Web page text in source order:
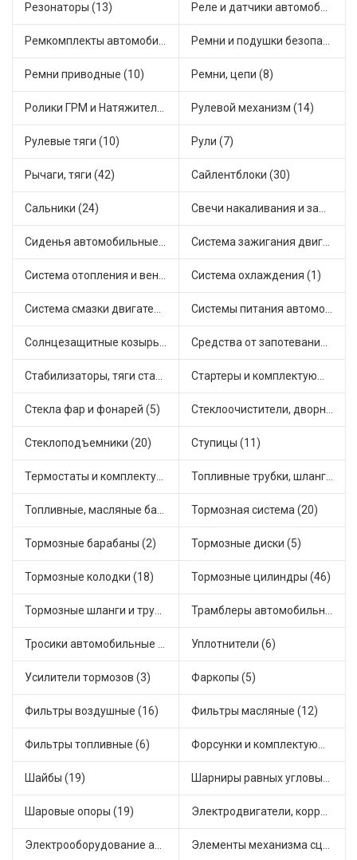
Резонаторы (13) Реле и датчики автомобильные (80)
Ремкомплекты автомобильные (76) Ремни и подушки безопасности (9)
Ремни приводные (10) Ремни, цепи (8)
Ролики ГРМ и Натяжители (17) Рулевой механизм (14)
Рулевые тяги (10) Рули (7)
Рычаги, тяги (42) Сайлентблоки (30)
Сальники (24) Свечи накаливания и зажигания (31)
Сиденья автомобильные (1) Система зажигания двигателя (3)
Система отопления и вентиляции (15) Система охлаждения (1)
Система смазки двигателя (17) Системы питания автомобиля (20)
Солнцезащитные козырьки для салона автомобиля (3) Средства от запотевания и размораживатели стекла (1)
Стабилизаторы, тяги стабилизатора, стойки стабилиз (3) Стартеры и комплектующие (38)
Стекла фар и фонарей (5) Стеклоочистители, дворники (1)
Стеклоподъемники (20) Ступицы (11)
Термостаты и комплектующие системы охлаждения (51) Топливные трубки, шланги, магистрали и рампы (3)
Топливные, масляные баки (1) Тормозная система (20)
Тормозные барабаны (2) Тормозные диски (5)
Тормозные колодки (18) Тормозные цилиндры (46)
Тормозные шланги и трубки (5) Трамблеры автомобильные (40)
Тросики автомобильные (23) Уплотнители (6)
Усилители тормозов (3) Фаркопы (5)
Фильтры воздушные (16) Фильтры масляные (12)
Фильтры топливные (6) Форсунки и комплектующие (1)
Шайбы (19) Шарниры равных угловых скоростей, приводные валы (1)
Шаровые опоры (19) Электродвигатели, корректоры и приводы автомобильн (22)
Электрооборудование автомобилей (25) Элементы механизма сцепления (63)